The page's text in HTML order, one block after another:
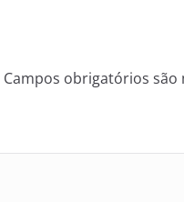
Campos obrigatórios são